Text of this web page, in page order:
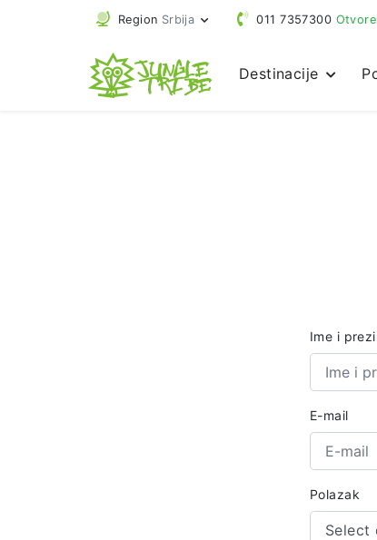
Region Srbija 011 7357300
Destinacije
Ime i
E-mail
Polazak
Select